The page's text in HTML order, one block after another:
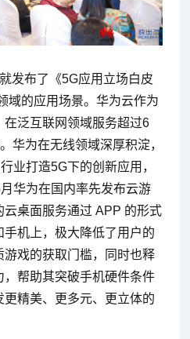
发布了《5G应用立场白皮
域的应用场景。华为云作为
泛互联网领域服务超过6
华为在无线领域深厚积淀，
业打造5G下的创新应用，
华为在国内率先发布云游
桌面服务通过 APP 的形式
机上，极大降低了用户的
戏的获取门槛，同时也释
帮助其突破手机硬件条件
精美、更多元、更立体的